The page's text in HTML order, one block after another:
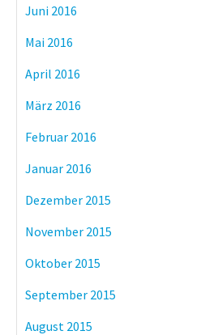
Juni 2016
Mai 2016
April 2016
März 2016
Februar 2016
Januar 2016
Dezember 2015
November 2015
Oktober 2015
September 2015
August 2015